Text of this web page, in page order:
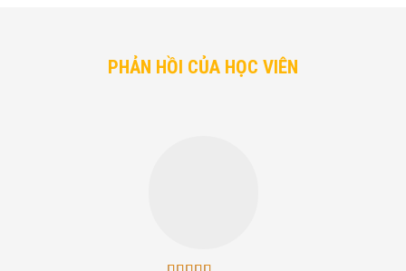
PHẢN HỒI CỦA HỌC VIÊN